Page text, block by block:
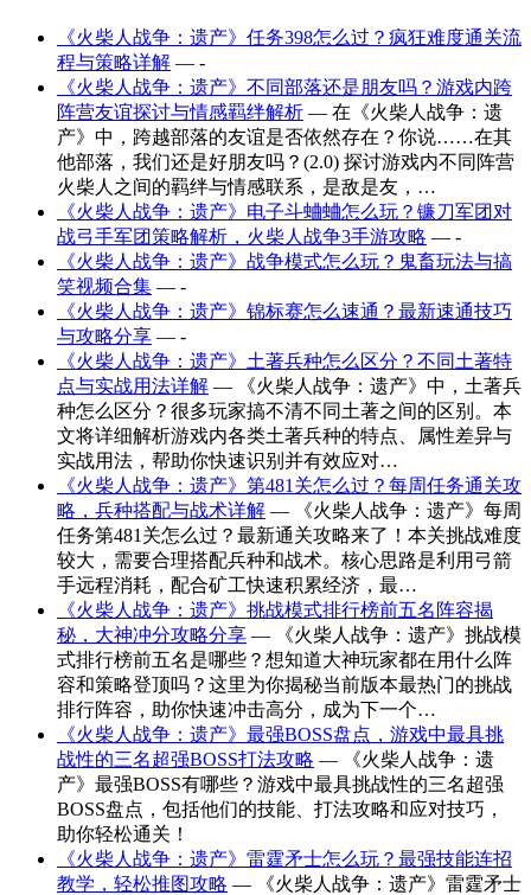
《火柴人战争：遗产》任务398怎么过？疯狂难度通关流
程与策略详解 — -
《火柴人战争：遗产》不同部落还是朋友吗？游戏内跨
阵营友谊探讨与情感羁绊解析 — 在《火柴人战争：遗
产》中，跨越部落的友谊是否依然存在？你说……在其
他部落，我们还是好朋友吗？(2.0) 探讨游戏内不同阵营
火柴人之间的羁绊与情感联系，是敌是友，…
《火柴人战争：遗产》电子斗蛐蛐怎么玩？镰刀军团对
战弓手军团策略解析，火柴人战争3手游攻略 — -
《火柴人战争：遗产》战争模式怎么玩？鬼畜玩法与搞
笑视频合集 — -
《火柴人战争：遗产》锦标赛怎么速通？最新速通技巧
与攻略分享 — -
《火柴人战争：遗产》土著兵种怎么区分？不同土著特
点与实战用法详解 — 《火柴人战争：遗产》中，土著兵
种怎么区分？很多玩家搞不清不同土著之间的区别。本
文将详细解析游戏内各类土著兵种的特点、属性差异与
实战用法，帮助你快速识别并有效应对…
《火柴人战争：遗产》第481关怎么过？每周任务通关攻
略，兵种搭配与战术详解 — 《火柴人战争：遗产》每周
任务第481关怎么过？最新通关攻略来了！本关挑战难度
较大，需要合理搭配兵种和战术。核心思路是利用弓箭
手远程消耗，配合矿工快速积累经济，最…
《火柴人战争：遗产》挑战模式排行榜前五名阵容揭
秘，大神冲分攻略分享 — 《火柴人战争：遗产》挑战模
式排行榜前五名是哪些？想知道大神玩家都在用什么阵
容和策略登顶吗？这里为你揭秘当前版本最热门的挑战
排行阵容，助你快速冲击高分，成为下一个…
《火柴人战争：遗产》最强BOSS盘点，游戏中最具挑
战性的三名超强BOSS打法攻略 — 《火柴人战争：遗
产》最强BOSS有哪些？游戏中最具挑战性的三名超强
BOSS盘点，包括他们的技能、打法攻略和应对技巧，
助你轻松通关！
《火柴人战争：遗产》雷霆矛士怎么玩？最强技能连招
教学，轻松推图攻略 — 《火柴人战争：遗产》雷霆矛士